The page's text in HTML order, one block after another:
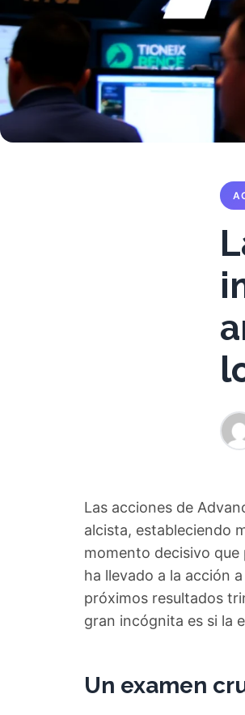
Las acciones de
alcista, estableciendo
momento decisivo que
ha llevado a la acción
próximos resultados
gran incógnita es si la
Un examen